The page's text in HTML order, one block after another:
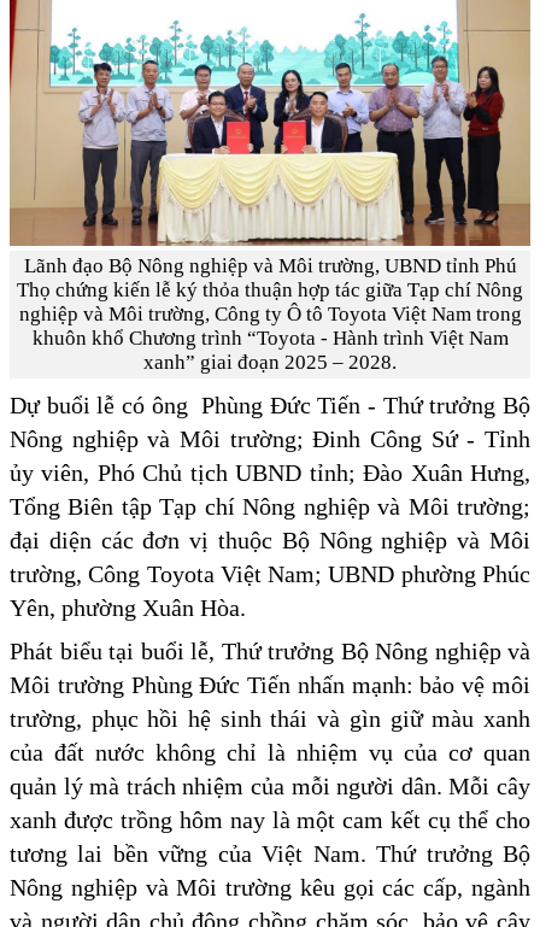
Lãnh đạo Bộ Nông nghiệp và Môi trường, UBND tỉnh Phú
Thọ chứng kiến lễ ký thỏa thuận hợp tác giữa Tạp chí Nông
nghiệp và Môi trường, Công ty Ô tô Toyota Việt Nam trong
khuôn khổ Chương trình “Toyota - Hành trình Việt Nam
xanh” giai đoạn 2025 – 2028.
Dự buổi lễ có ông Phùng Đức Tiến - Thứ trưởng Bộ
Nông nghiệp và Môi trường; Đinh Công Sứ - Tỉnh
ủy viên, Phó Chủ tịch UBND tỉnh; Đào Xuân Hưng,
Tổng Biên tập Tạp chí Nông nghiệp và Môi trường;
đại diện các đơn vị thuộc Bộ Nông nghiệp và Môi
trường, Công Toyota Việt Nam; UBND phường Phúc
Yên, phường Xuân Hòa.
Phát biểu tại buổi lễ, Thứ trưởng Bộ Nông nghiệp và
Môi trường Phùng Đức Tiến nhấn mạnh: bảo vệ môi
trường, phục hồi hệ sinh thái và gìn giữ màu xanh
của đất nước không chỉ là nhiệm vụ của cơ quan
quản lý mà trách nhiệm của mỗi người dân. Mỗi cây
xanh được trồng hôm nay là một cam kết cụ thể cho
tương lai bền vững của Việt Nam. Thứ trưởng Bộ
Nông nghiệp và Môi trường kêu gọi các cấp, ngành
và người dân chủ động chồng chăm sóc, bảo vệ cây